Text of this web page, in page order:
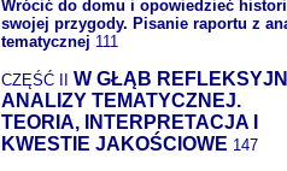
Wrócić do domu i opowiedzieć
swojej przygody. Pisanie raportu z
tematycznej 111
CZĘŚĆ II
W GŁĄB
ANALIZY TEMATYCZNEJ.
TEORIA, INTERPRETACJA I
KWESTIE JAKOŚCIOWE 147